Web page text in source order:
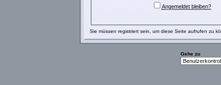
Angemeldet bleiben?
Sie müssen registriert sein, um diese Seite aufrufen zu
Gehe zu